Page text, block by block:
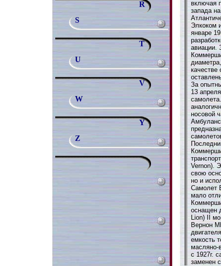
R
S
T
U
V
W
Y
Z
включая
запада
Элкоком
январе
авиации.
качестве
За
13
носовой
Vernon).
свою
но и
Самолет
мало
оснащен
Lion) II
Вернон
емкость
масляно-
с 1927г.
заменен